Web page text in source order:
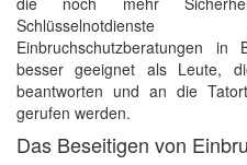
Einbruchschutzberatungen
besser geeignet als Leute,
beantworten und an die
gerufen werden.
Das Beseitigen von